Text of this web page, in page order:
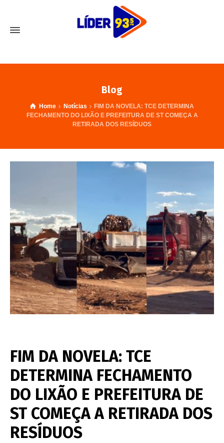
Blog
Home Notícias
FIM DA NOVELA: TCE DETERMINA
FECHAMENTO DO LIXÃO E PREFEITURA DE ST COMEÇA A
RETIRADA DOS RESÍDUOS
FIM DA NOVELA: TCE
DETERMINA FECHAMENTO
DO LIXÃO E PREFEITURA DE
ST COMEÇA A RETIRADA DOS
RESÍDUOS